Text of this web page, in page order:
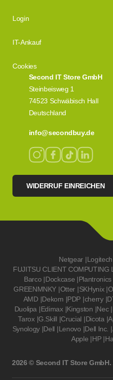
Second IT Store GmbH
Steinbeisweg 1
74523 Schwäbisch Hall
Deutschland
info@secondbuy.de
WIDERRUF EINREICHEN
Login
IT-Ankauf
Cookies
Netgear |Logitech
FUJITSU CLIENT COMPUTING
Barco |Dockcase |Plantronics
GREENMNKY |Otter |SKHynix |
AMD |Dekom |PDP |cherry |
Duolipa |Edimax |Kingston |Nec |
Tarox |G.Skill |Crucial |Dicota |
Synology |Dell |Lenovo |Dell Inc. |
Apple |HP |
2026 © Second IT Store GmbH.